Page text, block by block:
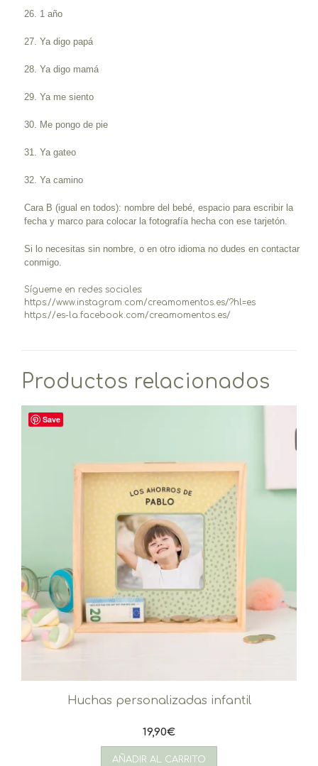
26. 1 año
27. Ya digo papá
28. Ya digo mamá
29. Ya me siento
30. Me pongo de pie
31. Ya gateo
32. Ya camino
Cara B (igual en todos): nombre del bebé, espacio para escribir la
fecha y marco para colocar la fotografía hecha con ese tarjetón.
Si lo necesitas sin nombre, o en otro idioma no dudes en contactar
conmigo.
Sígueme en redes sociales:
https://www.instagram.com/creamomentos.es/?hl=es
https://es-la.facebook.com/creamomentos.es/
Productos relacionados
Save
Huchas personalizadas infantil
19,90€
AÑADIR AL CARRITO